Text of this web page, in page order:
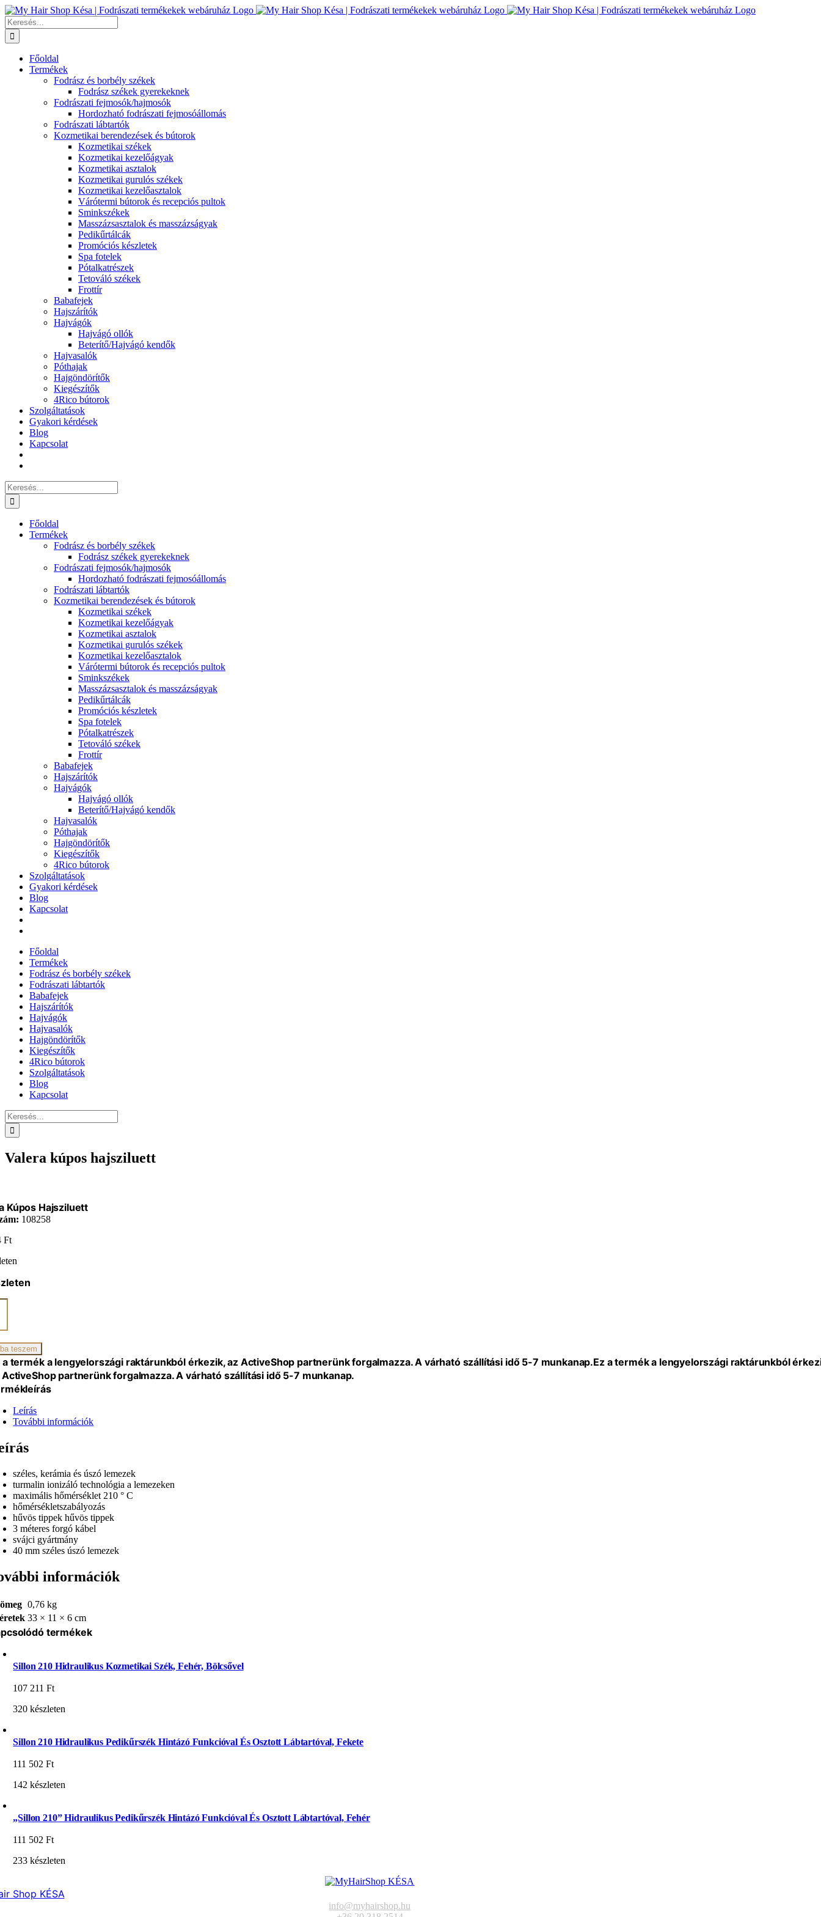
Kihagyás
Keresés...
Főoldal
Termékek
Fodrász és borbély székek
Fodrász székek gyerekeknek
Fodrászati fejmosók/hajmosók
Hordozható fodrászati fejmosóállomás
Fodrászati lábtartók
Kozmetikai berendezések és bútorok
Kozmetikai székek
Kozmetikai kezelőágyak
Kozmetikai asztalok
Kozmetikai gurulós székek
Kozmetikai kezelőasztalok
Várótermi bútorok és recepciós pultok
Sminkszékek
Masszázsasztalok és masszázságyak
Pedikűrtálcák
Promóciós készletek
Spa fotelek
Pótalkatrészek
Tetováló székek
Frottír
Babafejek
Hajszárítók
Hajvágók
Hajvágó ollók
Beterítő/Hajvágó kendők
Hajvasalók
Póthajak
Hajgöndörítők
Kiegészítők
4Rico bútorok
Szolgáltatások
Gyakori kérdések
Blog
Kapcsolat
Keresés...
Főoldal
Termékek
Fodrász és borbély székek
Fodrász székek gyerekeknek
Fodrászati fejmosók/hajmosók
Hordozható fodrászati fejmosóállomás
Fodrászati lábtartók
Kozmetikai berendezések és bútorok
Kozmetikai székek
Kozmetikai kezelőágyak
Kozmetikai asztalok
Kozmetikai gurulós székek
Kozmetikai kezelőasztalok
Várótermi bútorok és recepciós pultok
Sminkszékek
Masszázsasztalok és masszázságyak
Pedikűrtálcák
Promóciós készletek
Spa fotelek
Pótalkatrészek
Tetováló székek
Frottír
Babafejek
Hajszárítók
Hajvágók
Hajvágó ollók
Beterítő/Hajvágó kendők
Hajvasalók
Póthajak
Hajgöndörítők
Kiegészítők
4Rico bútorok
Szolgáltatások
Gyakori kérdések
Blog
Kapcsolat
Főoldal
Termékek
Fodrász és borbély székek
Fodrászati lábtartók
Babafejek
Hajszárítók
Hajvágók
Hajvasalók
Hajgöndörítők
Kiegészítők
4Rico bútorok
Szolgáltatások
Blog
Kapcsolat
Keresés...
Valera kúpos hajsziluett
Kúpos Hajsziluett
108258
Ft
teszem
a termék a lengyelországi raktárunkból érkezik, az ActiveShop partnerünk forgalmazza. A várható szállítási idő 5-7 munkanap.Ez a termék a lengyelországi raktárunkból
ActiveShop partnerünk forgalmazza. A várható szállítási idő 5-7 munkanap.
Leírás
További információk
széles, kerámia és úszó lemezek
turmalin ionizáló technológia a lemezeken
maximális hőmérséklet 210 ° C
hőmérsékletszabályozás
hűvös tippek hűvös tippek
3 méteres forgó kábel
svájci gyártmány
40 mm széles úszó lemezek
információk
0,76 kg
33 × 11 × 6 cm
termékek
Sillon 210 Hidraulikus Kozmetikai Szék, Fehér, Bölcsővel
107 211Ft
320 készleten
Sillon 210 Hidraulikus Pedikűrszék Hintázó Funkcióval És Osztott Lábtartóval, Fekete
111 502Ft
142 készleten
„Sillon 210” Hidraulikus Pedikűrszék Hintázó Funkcióval És Osztott Lábtartóval, Fehér
111 502Ft
233 készleten
Shop KÉSA
info@myhairshop.hu